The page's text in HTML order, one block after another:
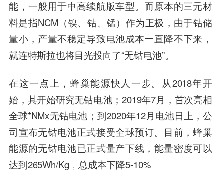
能，一般用于中高续航版车型。而原本的三元材
料是指NCM（镍、钴、锰）作为正极，由于钴储
量小，产量不稳定导致电池成本一直降不下来，
就连特斯拉也将目光投向了“无钴电池”。
在这一点上，蜂巢能源快人一步。从2018年开
始，其开始研究无钴电池；2019年7月，首次亮相
全球*NMx无钴电池；到2020年12月电池日上，公
司宣布无钴电池正式接受全球预订。目前，蜂巢
能源的无钴电池已正式量产下线， 能量密度可以
达到265Wh/Kg，总成本下降5-10%